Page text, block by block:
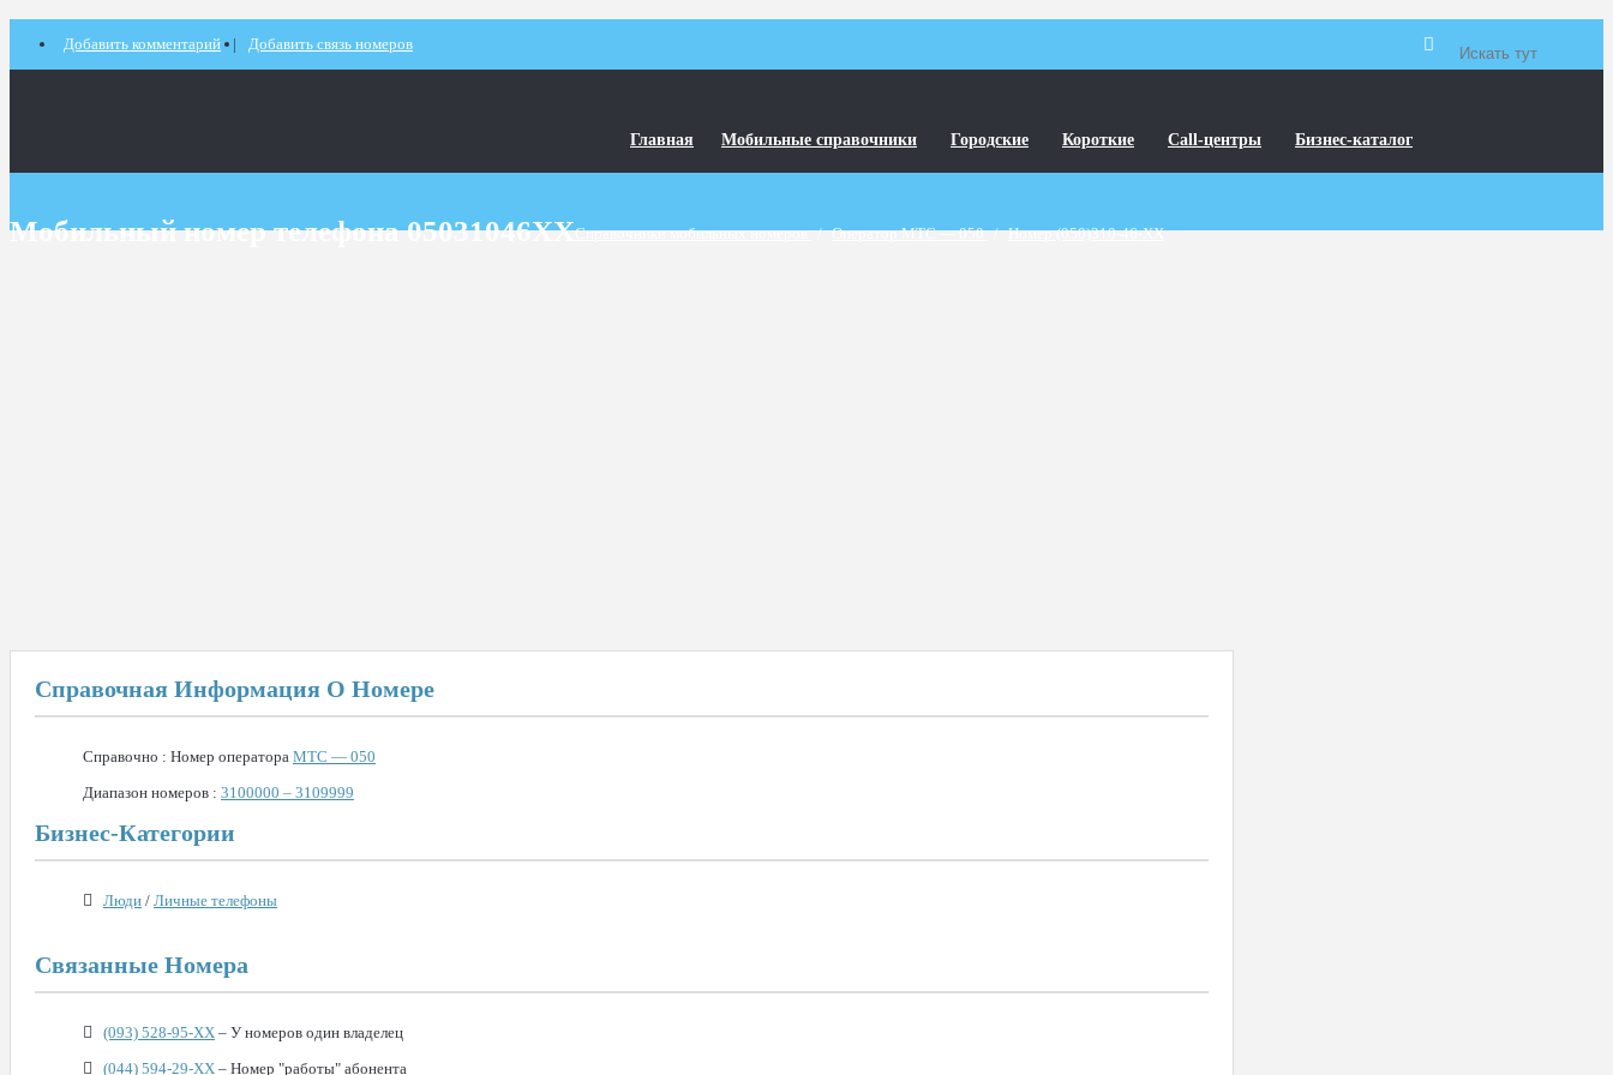
Добавить комментарий Добавить связь номеров
Главная Мобильные справочники Городские Короткие Call-центры Бизнес-каталог
Мобильный номер телефона 05031046XXСправочники мобильных номеров / Оператор МТС — 050 / Номер (050)310-46-XX
Справочная Информация О Номере
Справочно : Номер оператора МТС — 050
Диапазон номеров : 3100000 – 3109999
Бизнес-Категории
Люди / Личные телефоны
Связанные Номера
(093) 528-95-XX – У номеров один владелец
(044) 594-29-XX – Номер "работы" абонента